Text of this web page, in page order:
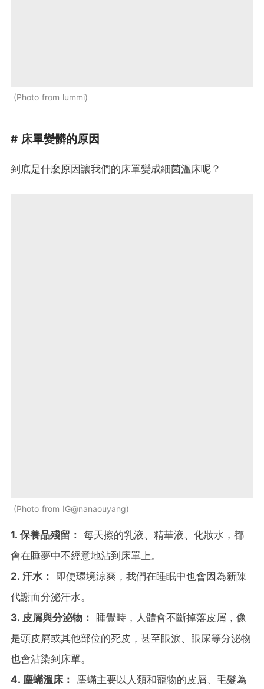
Photo from lummi
# 床單變髒的原因
到底是什麼原因讓我們的床單變成細菌溫床呢？
Photo from IG@nanaouyang
1. 保養品殘留： 每天擦的乳液、精華液、化妝水，都
會在睡夢中不經意地沾到床單上。
2. 汗水：
即使環境涼爽，我們在睡眠中也會因為新陳
代謝而分泌汗水。
3. 皮屑與分泌物： 睡覺時，人體會不斷掉落皮屑，像
是頭皮屑或其他部位的死皮，甚至眼淚、眼屎等分泌物
也會沾染到床單。
4. 塵蟎溫床：
塵蟎主要以人類和寵物的皮屑、毛髮為